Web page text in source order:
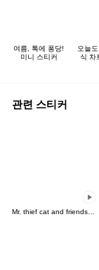
여름, 톡에 퐁당!
미니 스티커
오늘
식 차
관련 스티커
Mr. thief cat and friends (Thai)